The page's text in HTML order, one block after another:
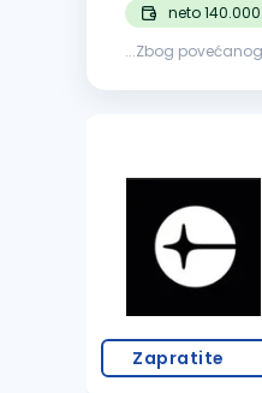
neto
...Zbog
Zapratite